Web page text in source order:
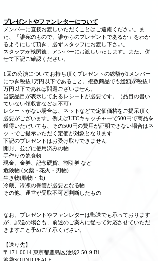
プレゼントやファンレターについて
メンバーに直接お渡しいただくことはご遠慮ください。ま
た、「誰宛のもので、誰からのプレゼントであるか」をわか
るようにして頂き、必ずスタッフにお渡し下さい。
スタッフが検閲後、メンバーにお渡しいたします。また、併
せて下記ご確認ください。
1回の公演についてお持ち頂くプレゼントの総額が1メンバー
につき税抜1万円以下であること。複数商品でも総額が税抜1
万円以下であれば問題ございません。
当該品目が表示してあるレシートが必要です。（品目の書い
ていない領収書などは不可）
レシートがない場合は、ネットなどで定価価格をご提示頂く
必要がございます。例えばUFOキャッチャーで500円で商品を
獲得いただいても、その500円の費用が証明できない場合はネ
ットでご提示いただく定価が対象となります
下記のプレゼントはお受け取りできません
​開封、並びに使用済みの物
手作りの飲食物
現金、金券、記念硬貨、割引券 など
危険物 (火薬・花火・刃物)
生き物(動物・虫)
冷蔵、冷凍の保管が必要となる物
その他、運営が受取不可と判断したもの
なお、プレゼン トやファンレターは郵送でも承っております
が、郵送の場合も、前述のご案内に従って対応させていただ
きますこと予めご了承ください。
​【送り先】
〒171-0014 東京都豊島区池袋2-50-9 B1
池袋SOUND PEACE